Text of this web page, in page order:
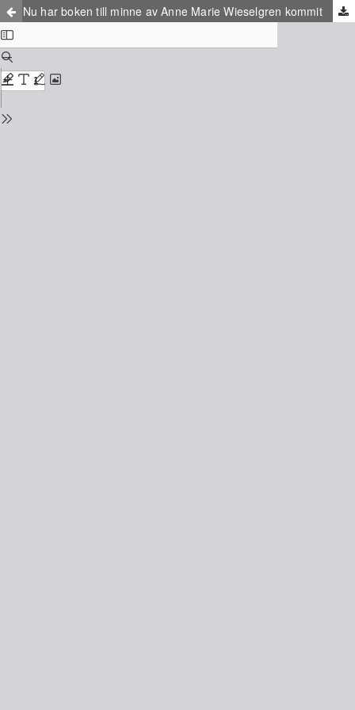
Nu har boken till minne av Anne Marie Wieselgren kommit